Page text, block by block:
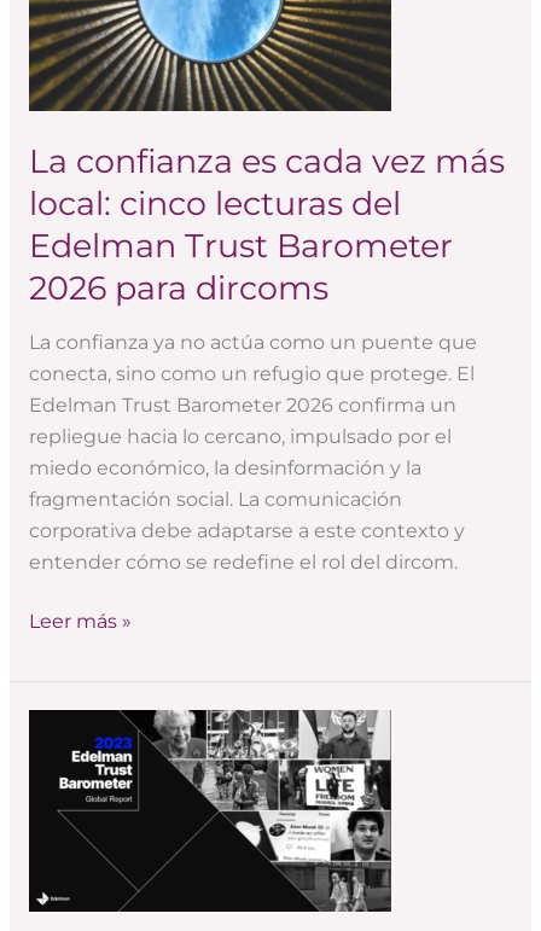
La confianza es cada vez más
local: cinco lecturas del
Edelman Trust Barometer
2026 para dircoms
La confianza ya no actúa como un puente que
conecta, sino como un refugio que protege. El
Edelman Trust Barometer 2026 confirma un
repliegue hacia lo cercano, impulsado por el
miedo económico, la desinformación y la
fragmentación social. La comunicación
corporativa debe adaptarse a este contexto y
entender cómo se redefine el rol del dircom.
vez
más
local:
cinco
del
Edelman
Trust
Barometer
2026
dircoms
Leer más »
retos
para
dircom,
el